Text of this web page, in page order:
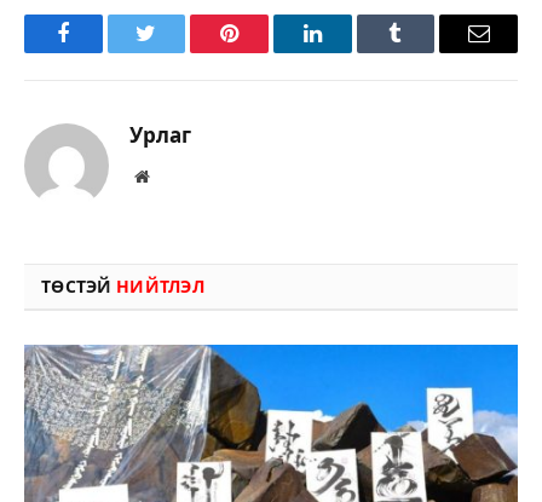
FacebookTwitter Pinterest LinkedInTumblr Имэйл
Урлаг
Вэбсайт
ТӨСТЭЙ НИЙТЛЭЛ